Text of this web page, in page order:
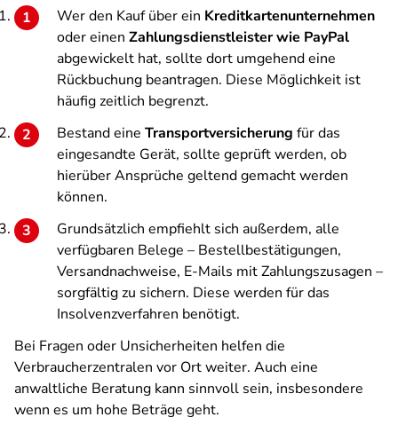
Wer den Kauf über ein Kreditkartenunternehmen
oder einen Zahlungsdienstleister wie PayPal
abgewickelt hat, sollte dort umgehend eine
Rückbuchung beantragen. Diese Möglichkeit ist
häufig zeitlich begrenzt.
Bestand eine Transportversicherung für das
eingesandte Gerät, sollte geprüft werden, ob
hierüber Ansprüche geltend gemacht werden
können.
Grundsätzlich empfiehlt sich außerdem, alle
verfügbaren Belege – Bestellbestätigungen,
Versandnachweise, E-Mails mit Zahlungszusagen –
sorgfältig zu sichern. Diese werden für das
Insolvenzverfahren benötigt.
Bei Fragen oder Unsicherheiten helfen die
Verbraucherzentralen vor Ort weiter. Auch eine
anwaltliche Beratung kann sinnvoll sein, insbesondere
wenn es um hohe Beträge geht.